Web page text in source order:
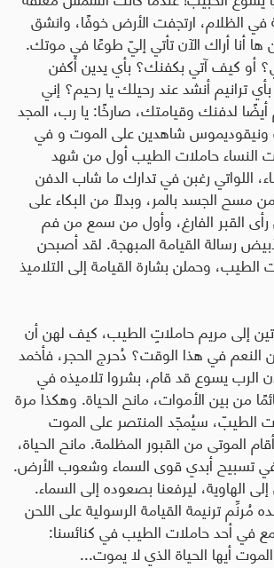
في الظلام، ارتجفت الأرض خوفًا، وانشق
أنا أراك الآن تأتي إليّ طوعًا في موتك.
أو كيف آتي بكفنك؟ بأي يدين أكفن
ترانيم أنشد عند رحيلك يا رحيم؟ إني
لدفنك وقيامتك، صارخًا: يا رب، المجد
شاهدين على الموت و في
النساء حاملات الطيب أول من شهد
اللواتي رغبن في تدارك ما شاب الدفن
مسح الجسد بالمر، وبدلًا من البكاء على
القبر الفارغ، وأول من سمع من فم
رسالة القيامة المبهجة. لقد أصبحن
وحملن بشارة القيامة إلى التلاميذ
أتين إلى مريم حاملاتٍ الطيب، كيف لهن أن
النعم في هذا الوقت؟ دُحرج الحجر، فأخمد
يسوع قد قام، بشروا تلاميذه في
من بين الأموات، مانح الحياة. وهكذا مرة
الطيبّ، سيُمجّد المنتصر على الموت
الموتى من القبور المظلمة. مانح الحياة،
تسبيح أبدي قوى السماء وشعوب الأرض.
الهاوية، ليرفعنا بصعوده إلى السماء.
مُرنِّم ترنيمة القيامة الرسولية على اللحن
في أحد حاملات الطيب في كنائسنا:
أيها الحياة الذي لا يموت...